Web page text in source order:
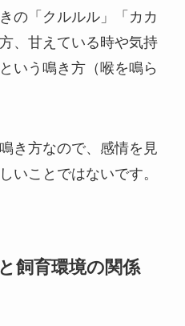
の「クルルル」「カカ
、甘えている時や気持
いう鳴き方（喉を鳴ら
き方なので、感情を見
いことではないです。
飼育環境の関係